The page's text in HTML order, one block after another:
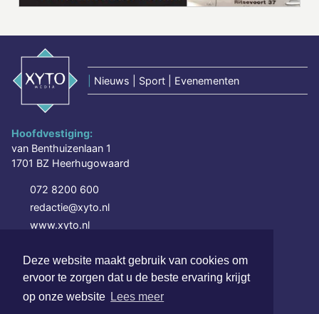
Deze website maakt gebruik van cookies om
ervoor te zorgen dat u de beste ervaring krijgt
op onze website Lees meer
Nieuws | Sport | Evenementen
Hoofdvestiging:
van Benthuizenlaan 1
1701 BZ Heerhugowaard
072 8200 600
redactie@xyto.nl
www.xyto.nl
SOCIAL MEDIA
NIEUWSBRIEF AANMELDEN